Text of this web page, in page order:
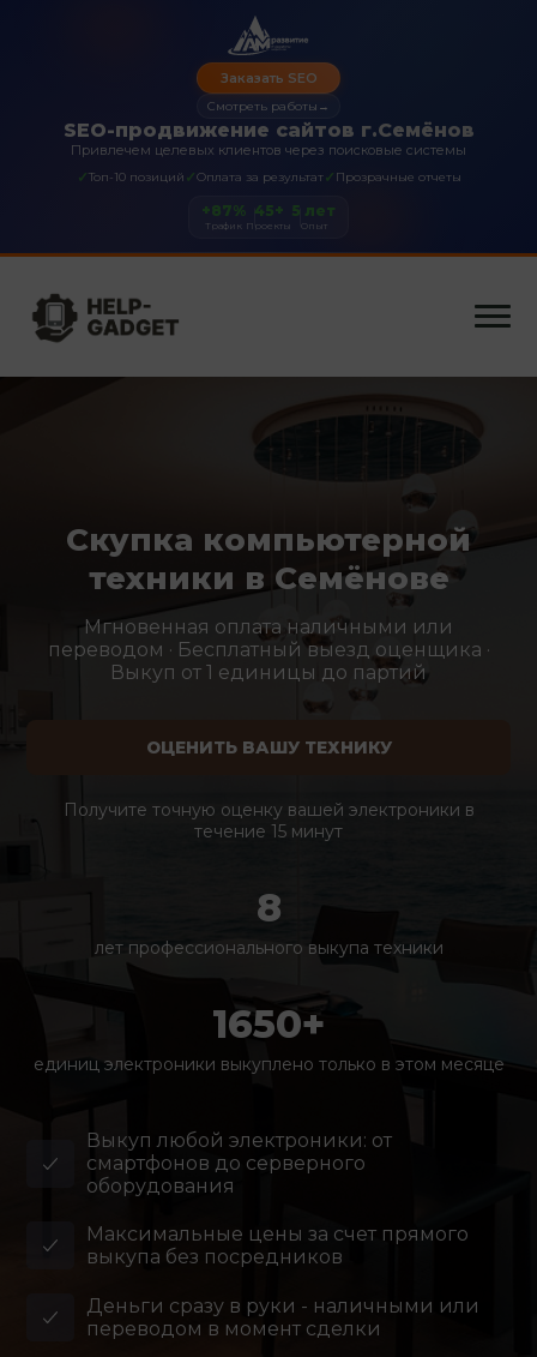
SEO-продвижение сайтов г.Семёнов
Привлечем целевых клиентов через поисковые системы
✓Топ-10 позиций ✓Оплата за результат✓ Прозрачные отчеты
Заказать SEO
Смотреть работы →
+87%
Трафик
45+
Проекты
5 лет
Опыт
Скупка компьютерной
техники в Семёнове
Мгновенная оплата наличными или
переводом · Бесплатный выезд оценщика ·
Выкуп от 1 единицы до партий
ОЦЕНИТЬ ВАШУ ТЕХНИКУ
Получите точную оценку вашей электроники в
течение 15 минут
8
лет профессионального выкупа техники
1650+
единиц электроники выкуплено только в этом месяце
Выкуп любой электроники: от
смартфонов до серверного
оборудования
Максимальные цены за счет прямого
выкупа без посредников
Деньги сразу в руки - наличными или
переводом в момент сделки